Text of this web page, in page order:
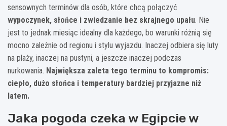
sensownych terminów dla osób, które chcą połączyć
wypoczynek, słońce i zwiedzanie bez skrajnego upału. Nie
jest to jednak miesiąc idealny dla każdego, bo warunki różnią się
mocno zależnie od regionu i stylu wyjazdu. Inaczej odbiera się luty
na plaży, inaczej na pustyni, a jeszcze inaczej podczas
nurkowania. Największa zaleta tego terminu to kompromis:
ciepło, dużo słońca i temperatury bardziej przyjazne niż
latem.
Jaka pogoda czeka w Egipcie w